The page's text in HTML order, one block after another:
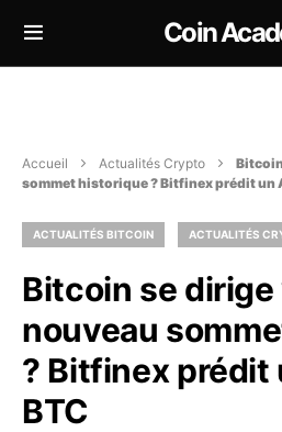
Coin
Accueil Actualités Crypto
sommet historique ? Bitfinex prédit un
ACTUALITÉS BITCOIN ACTUALITÉS
Bitcoin se dirige
nouveau
? Bitfinex prédit
BTC